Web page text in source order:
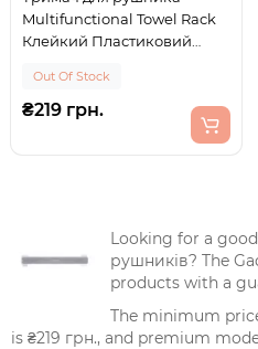
Multifunctional Towel Rack
Клейкий Пластиковий
Out Of Stock
₴219 грн.
Looking for a
рушників? The
products with a
The minimum
is ₴219 грн., and premium